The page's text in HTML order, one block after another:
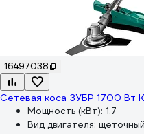
16497038
Сетевая коса ЗУБР 1700 Вт
Мощность (кВт): 1.7
Вид двигателя: щеточный